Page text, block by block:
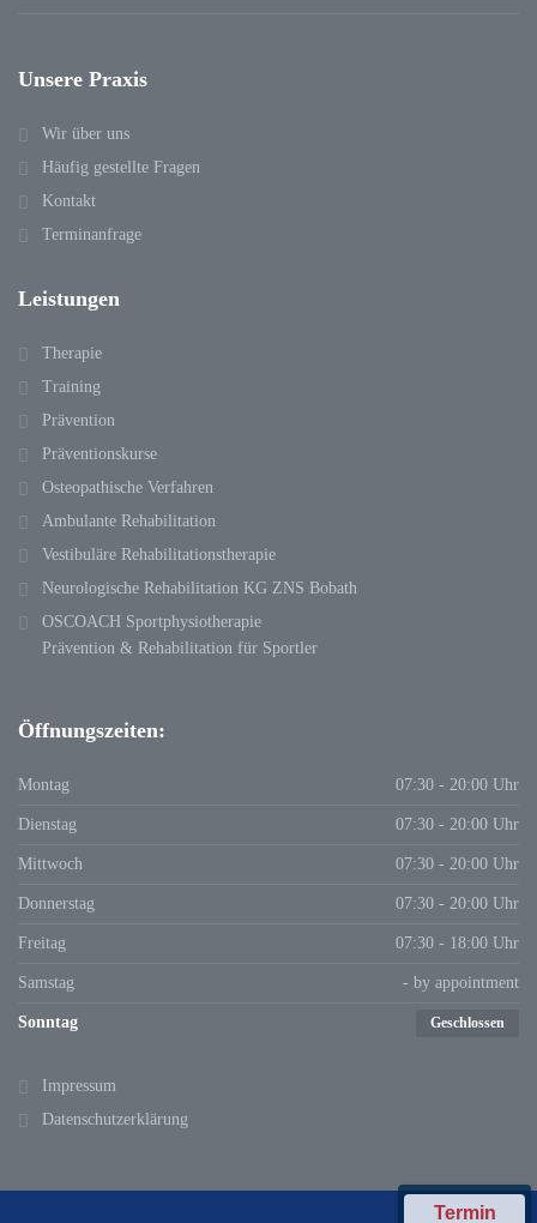
Termin
Unsere Praxis
Wir über uns
Häufig gestellte Fragen
Kontakt
Terminanfrage
Leistungen
Therapie
Training
Prävention
Präventionskurse
Osteopathische Verfahren
Ambulante Rehabilitation
Vestibuläre Rehabilitationstherapie
Neurologische Rehabilitation KG ZNS Bobath
OSCOACH Sportphysiotherapie
Prävention & Rehabilitation für Sportler
Öffnungszeiten:
Montag 07:30 - 20:00 Uhr
Dienstag 07:30 - 20:00 Uhr
Mittwoch 07:30 - 20:00 Uhr
Donnerstag 07:30 - 20:00 Uhr
Freitag 07:30 - 18:00 Uhr
Samstag - by appointment
Sonntag Geschlossen
Impressum
Datenschutzerklärung